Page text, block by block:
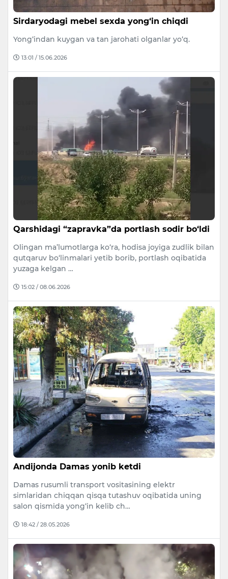
Sirdaryodagi mebel sexda yong‘in chiqdi
Yong‘indan kuygan va tan jarohati olganlar yo‘q.
13:01 / 15.06.2026
Qarshidagi “zapravka”da portlash sodir bo‘ldi
Olingan ma’lumotlarga ko‘ra, hodisa joyiga zudlik bilan
qutqaruv bo‘linmalari yetib borib, portlash oqibatida
yuzaga kelgan …
15:02 / 08.06.2026
Andijonda Damas yonib ketdi
Damas rusumli transport vositasining elektr
simlaridan chiqqan qisqa tutashuv oqibatida uning
salon qismida yong‘in kelib ch…
18:42 / 28.05.2026